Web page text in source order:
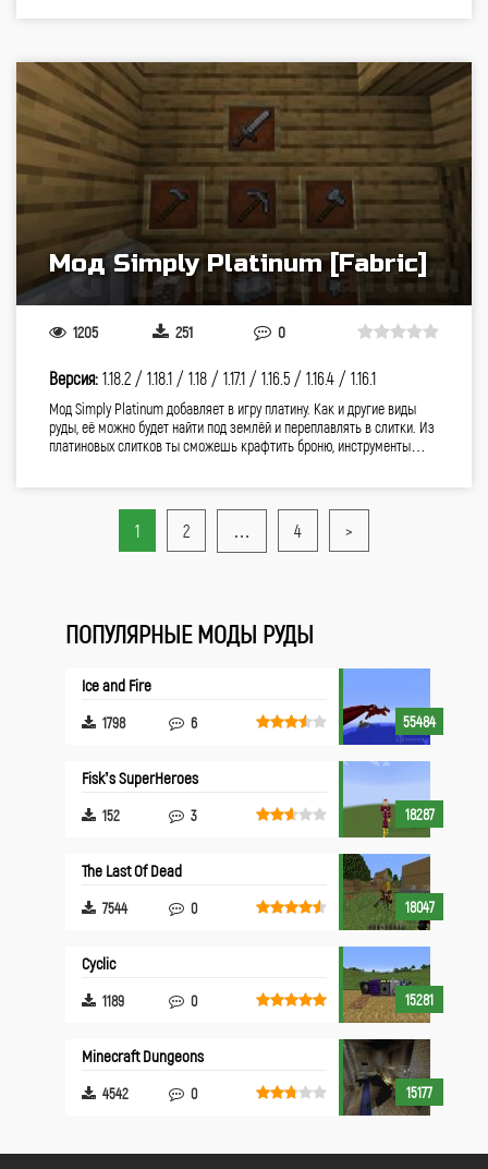
Мод Simply Platinum [Fabric]
1205 251 0
Версия: 1.18.2 / 1.18.1 / 1.18 / 1.17.1 / 1.16.5 / 1.16.4 / 1.16.1
Мод Simply Platinum добавляет в игру платину. Как и другие виды
руды, её можно будет найти под землёй и переплавлять в слитки. Из
платиновых слитков ты сможешь крафтить броню, инструменты…
1 2 … 4 >
ПОПУЛЯРНЫЕ МОДЫ РУДЫ
55484
Ice and Fire
1798 6
18287
Fisk’s SuperHeroes
152 3
18047
The Last Of Dead
7544 0
15281
Cyclic
1189 0
15177
Minecraft Dungeons
4542 0